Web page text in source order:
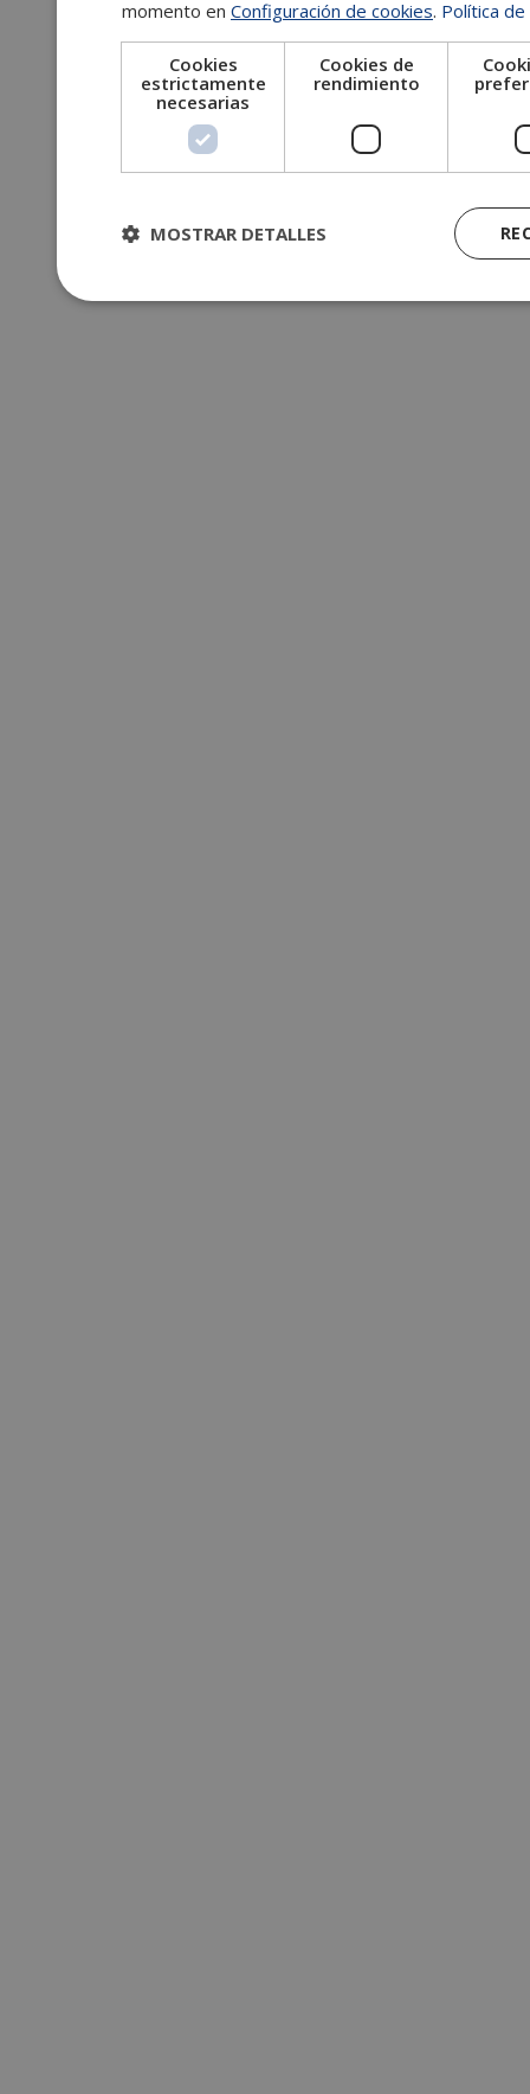
momento en Configuración de cookies. Política
Cookies
estrictamente
necesarias
Cookies de
rendimiento
MOSTRAR DETALLES